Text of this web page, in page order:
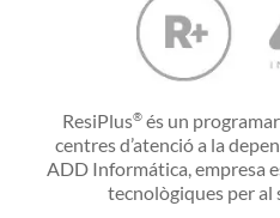
ResiPlus® és un
centres d’atenció a la
ADD Informática, empresa
tecnològiques per al